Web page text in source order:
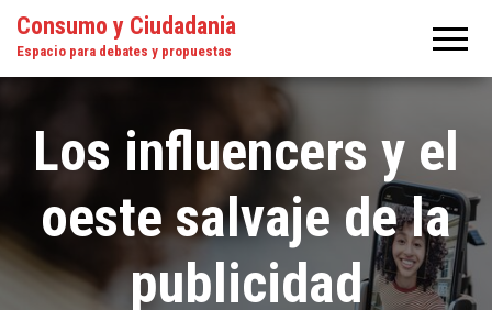
Consumo y Ciudadania
Espacio para debates y propuestas
Los influencers y el
oeste salvaje de la
publicidad